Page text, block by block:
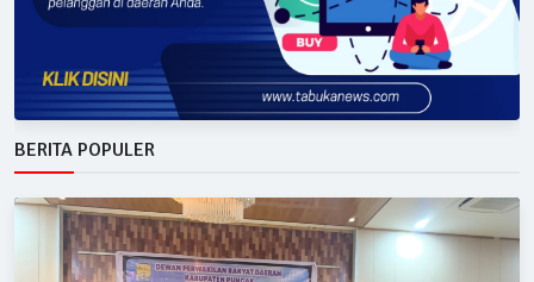
BERITA POPULER